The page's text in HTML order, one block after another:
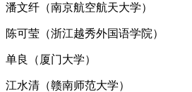
潘文纤（南京航空航天大学）
陈可莹（浙江越秀外国语学院）
单良（厦门大学）
江水清（赣南师范大学）